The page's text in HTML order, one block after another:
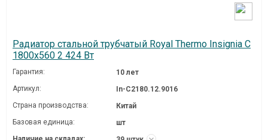
Радиатор стальной трубчатый Royal Thermo Insignia C
1800x560 2 424 Вт
Гарантия:
10 лет
Артикул:
In-C2180.12.9016
Страна производства:
Китай
Базовая единица:
шт